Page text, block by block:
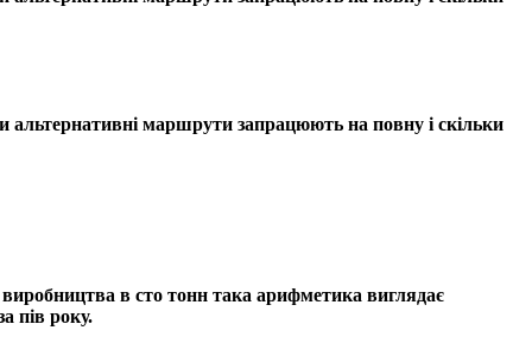
альтернативні маршрути запрацюють на повну і скільки
в сто тонн така арифметика виглядає
пів року.